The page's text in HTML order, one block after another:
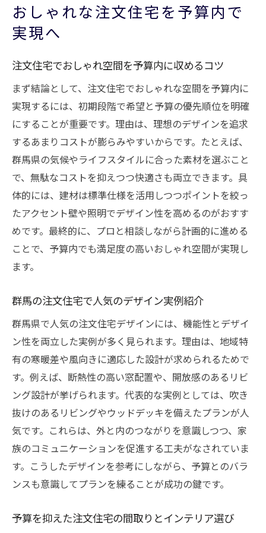
おしゃれな注文住宅を予算内で
実現へ
注文住宅でおしゃれ空間を予算内に収めるコツ
まず結論として、注文住宅でおしゃれな空間を予算内に
実現するには、初期段階で希望と予算の優先順位を明確
にすることが重要です。理由は、理想のデザインを追求
するあまりコストが膨らみやすいからです。たとえば、
群馬県の気候やライフスタイルに合った素材を選ぶこと
で、無駄なコストを抑えつつ快適さも両立できます。具
体的には、建材は標準仕様を活用しつつポイントを絞っ
たアクセント壁や照明でデザイン性を高めるのがおすす
めです。最終的に、プロと相談しながら計画的に進める
ことで、予算内でも満足度の高いおしゃれ空間が実現し
ます。
群馬の注文住宅で人気のデザイン実例紹介
群馬県で人気の注文住宅デザインには、機能性とデザイ
ン性を両立した実例が多く見られます。理由は、地域特
有の寒暖差や風向きに適応した設計が求められるためで
す。例えば、断熱性の高い窓配置や、開放感のあるリビ
ング設計が挙げられます。代表的な実例としては、吹き
抜けのあるリビングやウッドデッキを備えたプランが人
気です。これらは、外と内のつながりを意識しつつ、家
族のコミュニケーションを促進する工夫がなされていま
す。こうしたデザインを参考にしながら、予算とのバラ
ンスも意識してプランを練ることが成功の鍵です。
予算を抑えた注文住宅の間取りとインテリア選び